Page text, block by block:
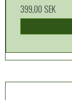
399,00 SEK